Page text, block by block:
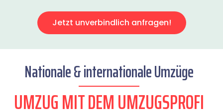
Jetzt unverbindlich anfragen!
Nationale & internationale Umzüge
UMZUG MIT DEM UMZUGSPROFI